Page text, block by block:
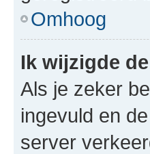
Omhoog
Ik wijzigde
Als je zeker
ingevuld en
server